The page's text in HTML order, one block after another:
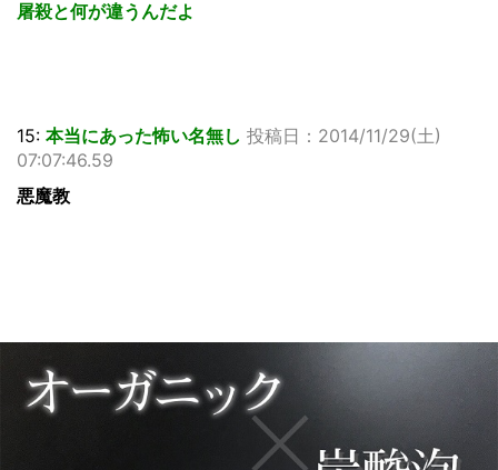
屠殺と何が違うんだよ
15: 本当にあった怖い名無し 投稿日：2014/11/29(土)
07:07:46.59
悪魔教